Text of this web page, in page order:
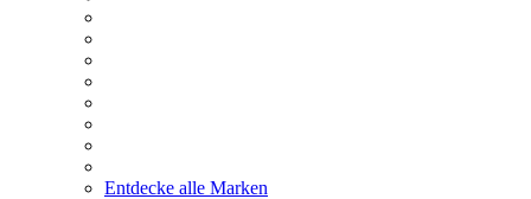
Entdecke alle Marken